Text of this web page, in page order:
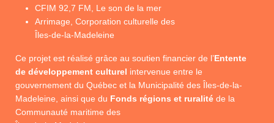
CFIM 92,7 FM, Le son de la mer
Arrimage, Corporation culturelle des
Îles-de-la-Madeleine
Ce projet est réalisé grâce au soutien financier de l’Entente
de développement culturel intervenue entre le
gouvernement du Québec et la Municipalité des Îles-de-la-
Madeleine, ainsi que du Fonds régions et ruralité de la
Communauté maritime des